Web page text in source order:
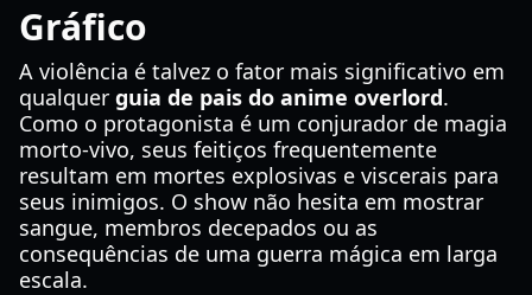
Gráfico
A violência é talvez o fator mais significativo em
qualquer guia de pais do anime overlord.
Como o protagonista é um conjurador de magia
morto-vivo, seus feitiços frequentemente
resultam em mortes explosivas e viscerais para
seus inimigos. O show não hesita em mostrar
sangue, membros decepados ou as
consequências de uma guerra mágica em larga
escala.